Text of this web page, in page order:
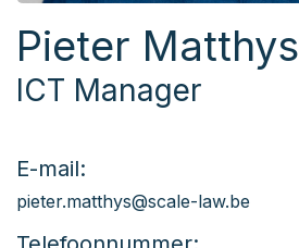
Pieter Matthys
ICT Manager
E-mail:
pieter.matthys@scale-law.be